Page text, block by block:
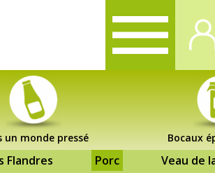
un monde pressé Bocaux
Flandres Porc
Veau de